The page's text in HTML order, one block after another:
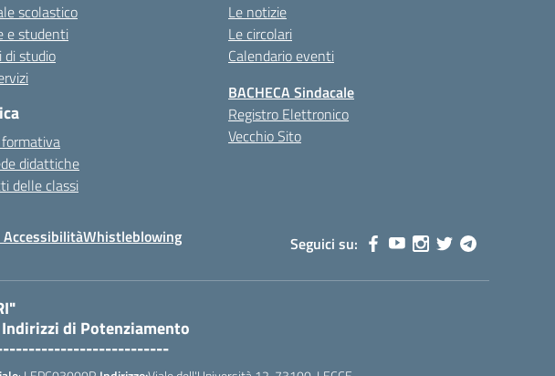
scolastico
e studenti
di studio
didattiche
delle classi
Le notizie
Le circolari
Calendario eventi
BACHECA Sindacale
Registro Elettronico
Vecchio Sito
Whistleblowing Seguici su:
di Potenziamento